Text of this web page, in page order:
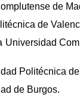
de
de
Universidad
Politécnica
de Burgos.